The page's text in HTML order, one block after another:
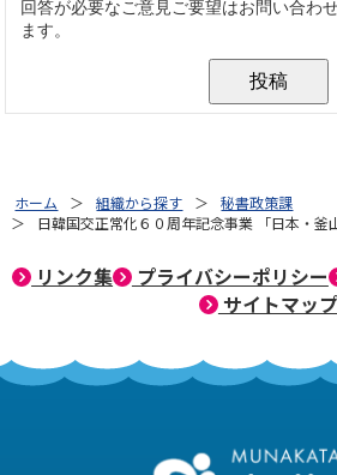
ホーム 組織から探す
秘書政策課
日韓国交正常化６０周年記念事業 「日本・釜
リンク集 プライバシーポリシー
サイトマップ